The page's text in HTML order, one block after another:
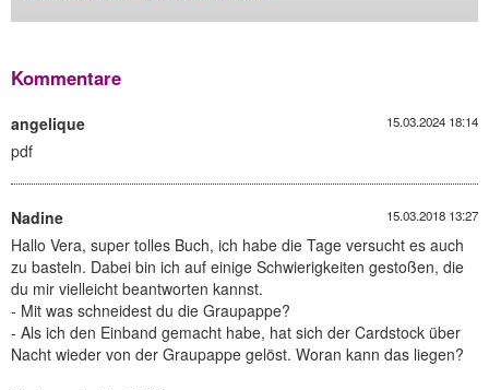
Kommentare
angelique 15.03.2024 18:14
pdf
Nadine 15.03.2018 13:27
Hallo Vera, super tolles Buch, ich habe die Tage versucht es auch
zu basteln. Dabei bin ich auf einige Schwierigkeiten gestoßen, die
du mir vielleicht beantworten kannst.
- Mit was schneidest du die Graupappe?
- Als ich den Einband gemacht habe, hat sich der Cardstock über
Nacht wieder von der Graupappe gelöst. Woran kann das liegen?